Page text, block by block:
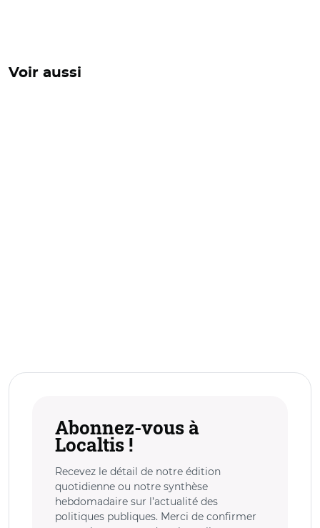
Voir aussi
Abonnez-vous à
Localtis !
Recevez le détail de notre édition
quotidienne ou notre synthèse
hebdomadaire sur l’actualité des
politiques publiques. Merci de confirmer